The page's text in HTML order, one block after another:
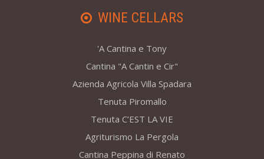
WINE CELLARS
'A Cantina e Tony
Cantina "A Cantin e Cir"
Azienda Agricola Villa Spadara
Tenuta Piromallo
Tenuta C’EST LA VIE
Agriturismo La Pergola
Cantina Peppina di Renato